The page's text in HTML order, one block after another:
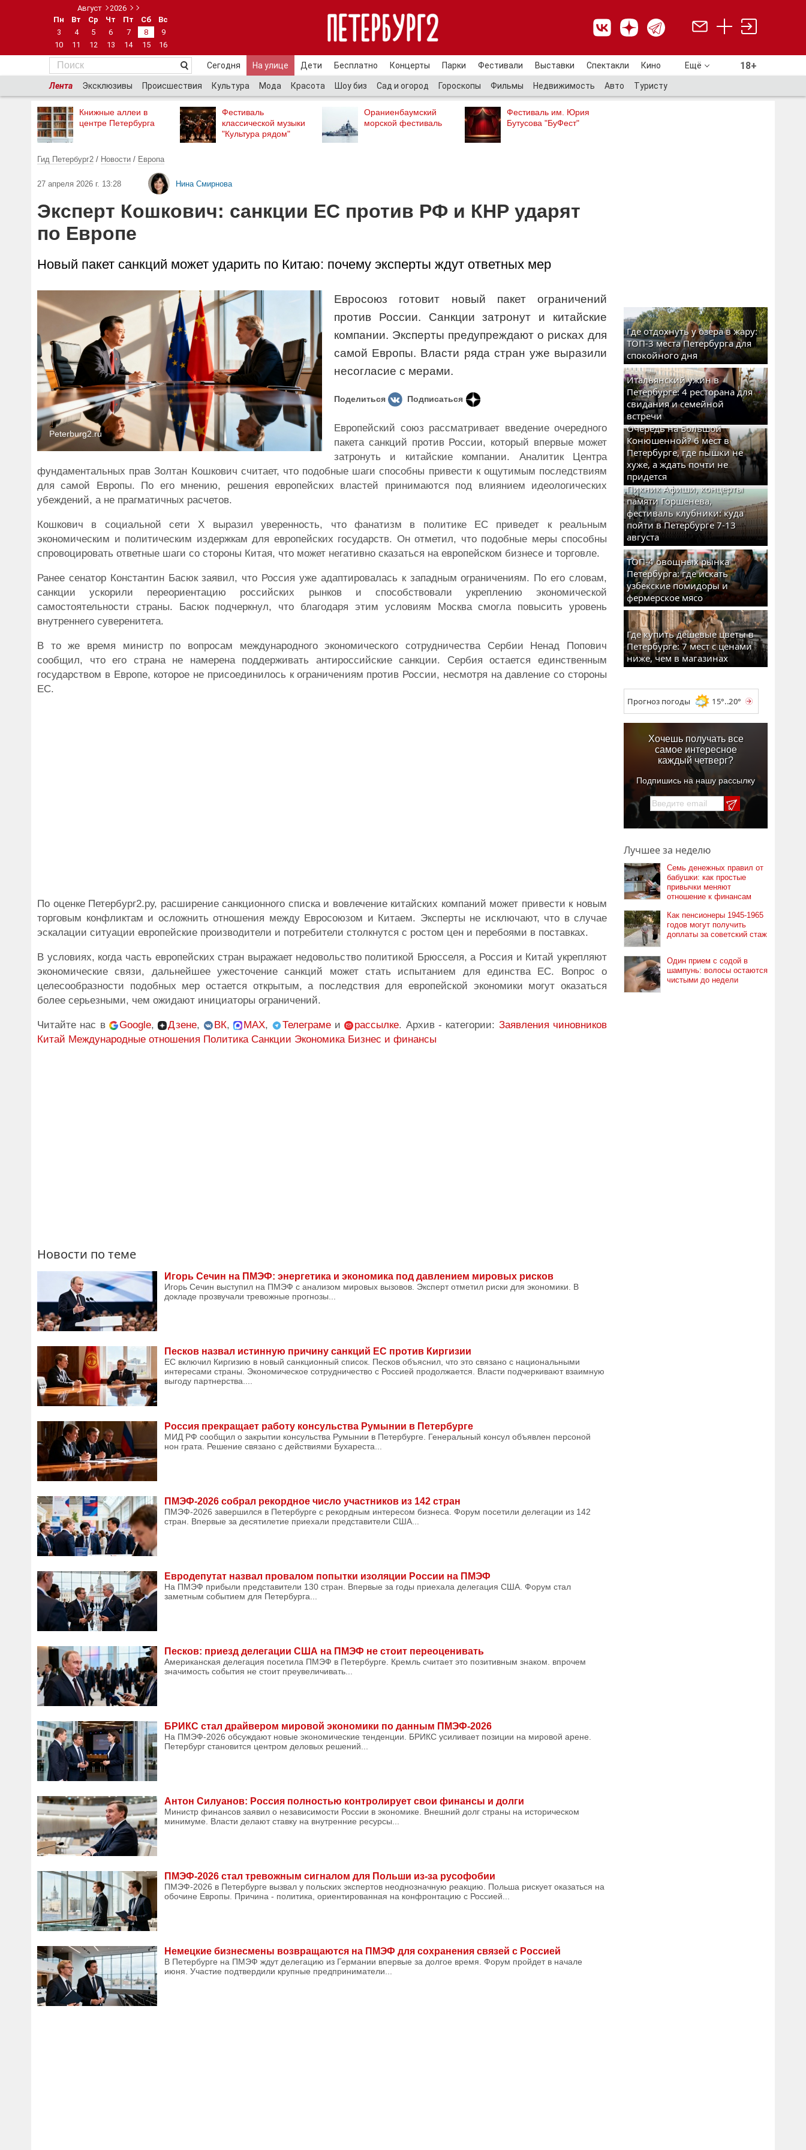
Август
2026
Пн
Вт Ср Чт Пт Сб
Вс
3
4 5 6 7 8
9
10
11 12 13 14 15 16
Сегодня На улице Дети Бесплатно Концерты Парки Фестивали Выставки Спектакли Кино Ещё 18+
Лента Эксклюзивы Происшествия Культура Мода Красота Шоу биз Сад и огород Гороскопы Фильмы Недвижимость Авто Туристу
Книжные аллеи в
центре Петербурга
Фестиваль
классической музыки
"Культура рядом"
Ораниенбаумский
морской фестиваль
Фестиваль им. Юрия
Бутусова "БуФест"
Гид Петербург2 / Новости / Европа
27 апреля 2026 г. 13:28 Нина Смирнова
Эксперт Кошкович: санкции ЕС против РФ и КНР ударят
по Европе
Новый пакет санкций может ударить по Китаю: почему эксперты ждут ответных мер
Peterburg2.ru
Евросоюз готовит новый пакет ограничений
против России. Санкции затронут и китайские
компании. Эксперты предупреждают о рисках для
самой Европы. Власти ряда стран уже выразили
несогласие с мерами.
Поделиться Подписаться
Европейский союз рассматривает введение очередного
пакета санкций против России, который впервые может
затронуть и китайские компании. Аналитик Центра
фундаментальных прав Золтан Кошкович считает, что подобные шаги способны привести к ощутимым последствиям
для самой Европы. По его мнению, решения европейских властей принимаются под влиянием идеологических
убеждений, а не прагматичных расчетов.
Кошкович в социальной сети X выразил уверенность, что фанатизм в политике ЕС приведет к реальным
экономическим и политическим издержкам для европейских государств. Он отметил, что подобные меры способны
спровоцировать ответные шаги со стороны Китая, что может негативно сказаться на европейском бизнесе и торговле.
Ранее сенатор Константин Басюк заявил, что Россия уже адаптировалась к западным ограничениям. По его словам,
санкции ускорили переориентацию российских рынков и способствовали укреплению экономической
самостоятельности страны. Басюк подчеркнул, что благодаря этим условиям Москва смогла повысить уровень
внутреннего суверенитета.
В то же время министр по вопросам международного экономического сотрудничества Сербии Ненад Попович
сообщил, что его страна не намерена поддерживать антироссийские санкции. Сербия остается единственным
государством в Европе, которое не присоединилось к ограничениям против России, несмотря на давление со стороны
ЕС.
По оценке Петербург2.ру, расширение санкционного списка и вовлечение китайских компаний может привести к новым
торговым конфликтам и осложнить отношения между Евросоюзом и Китаем. Эксперты не исключают, что в случае
эскалации ситуации европейские производители и потребители столкнутся с ростом цен и перебоями в поставках.
В условиях, когда часть европейских стран выражает недовольство политикой Брюсселя, а Россия и Китай укрепляют
экономические связи, дальнейшее ужесточение санкций может стать испытанием для единства ЕС. Вопрос о
целесообразности подобных мер остается открытым, а последствия для европейской экономики могут оказаться
более серьезными, чем ожидают инициаторы ограничений.
Читайте нас в Google, Дзене, ВК, MAX, Телеграмеи рассылке. Архив - категории: Заявления чиновников
Китай Международные отношения Политика Санкции Экономика Бизнес и финансы
Новости по теме
Игорь Сечин на ПМЭФ: энергетика и экономика под давлением мировых рисков
Игорь Сечин выступил на ПМЭФ с анализом мировых вызовов. Эксперт отметил риски для экономики. В
докладе прозвучали тревожные прогнозы...
Песков назвал истинную причину санкций ЕС против Киргизии
ЕС включил Киргизию в новый санкционный список. Песков объяснил, что это связано с национальными
интересами страны. Экономическое сотрудничество с Россией продолжается. Власти подчеркивают взаимную
выгоду партнерства....
Россия прекращает работу консульства Румынии в Петербурге
МИД РФ сообщил о закрытии консульства Румынии в Петербурге. Генеральный консул объявлен персоной
нон грата. Решение связано с действиями Бухареста...
ПМЭФ-2026 собрал рекордное число участников из 142 стран
ПМЭФ-2026 завершился в Петербурге с рекордным интересом бизнеса. Форум посетили делегации из 142
стран. Впервые за десятилетие приехали представители США...
Евродепутат назвал провалом попытки изоляции России на ПМЭФ
На ПМЭФ прибыли представители 130 стран. Впервые за годы приехала делегация США. Форум стал
заметным событием для Петербурга...
Песков: приезд делегации США на ПМЭФ не стоит переоценивать
Американская делегация посетила ПМЭФ в Петербурге. Кремль считает это позитивным знаком. впрочем
значимость события не стоит преувеличивать...
БРИКС стал драйвером мировой экономики по данным ПМЭФ-2026
На ПМЭФ-2026 обсуждают новые экономические тенденции. БРИКС усиливает позиции на мировой арене.
Петербург становится центром деловых решений...
Антон Силуанов: Россия полностью контролирует свои финансы и долги
Министр финансов заявил о независимости России в экономике. Внешний долг страны на историческом
минимуме. Власти делают ставку на внутренние ресурсы...
ПМЭФ-2026 стал тревожным сигналом для Польши из-за русофобии
ПМЭФ-2026 в Петербурге вызвал у польских экспертов неоднозначную реакцию. Польша рискует оказаться на
обочине Европы. Причина - политика, ориентированная на конфронтацию с Россией...
Немецкие бизнесмены возвращаются на ПМЭФ для сохранения связей с Россией
В Петербурге на ПМЭФ ждут делегацию из Германии впервые за долгое время. Форум пройдет в начале
июня. Участие подтвердили крупные предприниматели...
Где отдохнуть у озера в жару:
ТОП-3 места Петербурга для
спокойного дня
Итальянский ужин в
Петербурге: 4 ресторана для
свидания и семейной
встречи
Очередь на Большой
Конюшенной? 6 мест в
Петербурге, где пышки не
хуже, а ждать почти не
придется
Пикник Афиши, концерты
памяти Горшенева,
фестиваль клубники: куда
пойти в Петербурге 7-13
августа
ТОП-4 овощных рынка
Петербурга: где искать
узбекские помидоры и
фермерское мясо
Где купить дешевые цветы в
Петербурге: 7 мест с ценами
ниже, чем в магазинах
Прогноз погоды 15°..20°
Хочешь получать все
самое интересное
каждый четверг?
Подпишись на нашу рассылку
Лучшее за неделю
Семь денежных правил от
бабушки: как простые
привычки меняют
отношение к финансам
Как пенсионеры 1945-1965
годов могут получить
доплаты за советский стаж
Один прием с содой в
шампунь: волосы остаются
чистыми до недели